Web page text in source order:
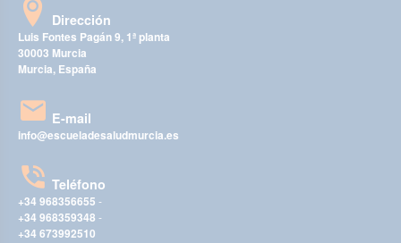
Dirección
Luis Fontes Pagán 9, 1ª planta
30003 Murcia
Murcia, España
E-mail
info@escueladesaludmurcia.es
Teléfono
+34 968356655 -
+34 968359348 -
+34 673992510